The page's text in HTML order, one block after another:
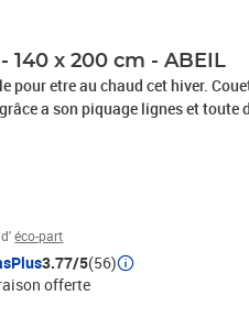
140 x 200 cm - ABEIL
pour etre au chaud cet hiver.
a son piquage lignes et toute
d'éco-part
3.77/5(56)
offerte